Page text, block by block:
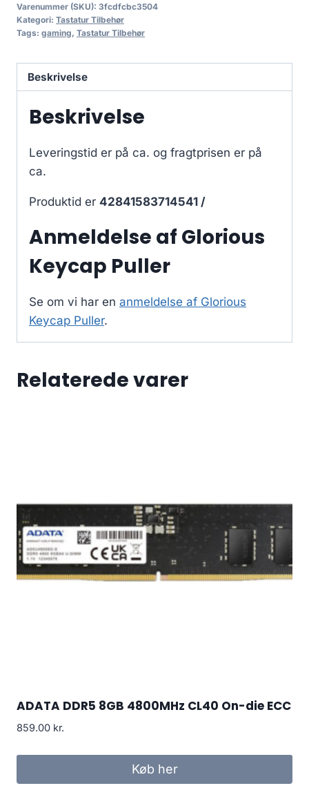
Varenummer (SKU): 3fcdfcbc3504
Kategori: Tastatur Tilbehør
Tags: gaming, Tastatur Tilbehør
Beskrivelse
Beskrivelse
Leveringstid er på ca. og fragtprisen er på
ca.
Produktid er 42841583714541 /
Anmeldelse af Glorious
Keycap Puller
Se om vi har en anmeldelse af Glorious
Keycap Puller.
Relaterede varer
ADATA DDR5 8GB 4800MHz CL40 On-die ECC
859.00 kr.
Køb her